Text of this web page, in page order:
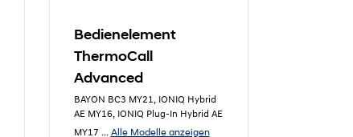
Bedienelement
ThermoCall
Advanced
BAYON BC3 MY21, IONIQ Hybrid
AE MY16, IONIQ Plug-In Hybrid AE
MY17 ... Alle Modelle anzeigen